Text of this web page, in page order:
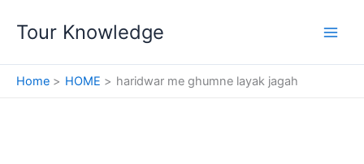
Tour Knowledge
Home HOME haridwar me ghumne layak jagah